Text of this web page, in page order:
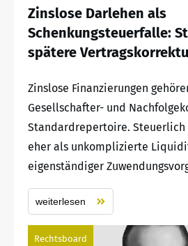
Zinslose Darlehen als
Schenkungsteuerfalle:
spätere
Zinslose Finanzierungen
Gesellschafter- und
Standardrepertoire. Steuerlich
eher als unkomplizierte
eigenständiger
weiterlesen
Rechtsboard